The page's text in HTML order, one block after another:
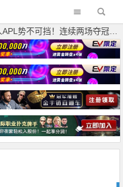
续两场夺冠，豪揽奖励20W ！迎端午粽霸赛加赠WSOP门票!!